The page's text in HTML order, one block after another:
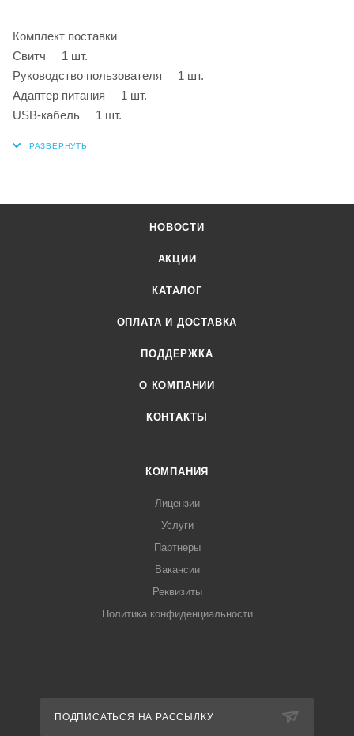
Комплект поставки
Свитч 1 шт.
Руководство пользователя 1 шт.
Адаптер питания 1 шт.
USB-кабель 1 шт.
НОВОСТИ
АКЦИИ
КАТАЛОГ
ОПЛАТА И ДОСТАВКА
ПОДДЕРЖКА
О КОМПАНИИ
КОНТАКТЫ
КОМПАНИЯ
Лицензии
Услуги
Партнеры
Вакансии
Реквизиты
Политика конфиденциальности
ПОДПИСАТЬСЯ НА РАССЫЛКУ